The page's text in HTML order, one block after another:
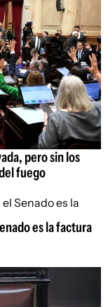
pero sin los
fuego
es la factura